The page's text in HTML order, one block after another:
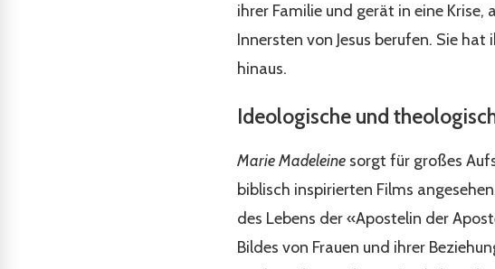
ihrer Familie und gerät in eine
Innersten von Jesus berufen. Sie
hinaus.
Ideologische und
Marie Madeleine sorgt für großes
biblisch inspirierten Films
des Lebens der «Apostelin der
Bildes von Frauen und ihrer